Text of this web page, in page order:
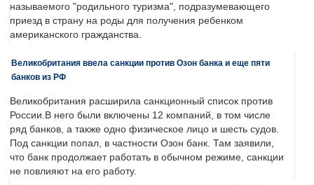
называемого "родильного туризма", подразумевающего
приезд в страну на роды для получения ребенком
американского гражданства.
Великобритания ввела санкции против Озон банка и еще пяти
банков из РФ
Великобритания расширила санкционный список против
России.В него были включены 12 компаний, в том числе
ряд банков, а также одно физическое лицо и шесть судов.
Под санкции попал, в частности Озон банк. Там заявили,
что банк продолжает работать в обычном режиме, санкции
не повлияют на его работу.